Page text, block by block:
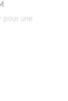
pour une